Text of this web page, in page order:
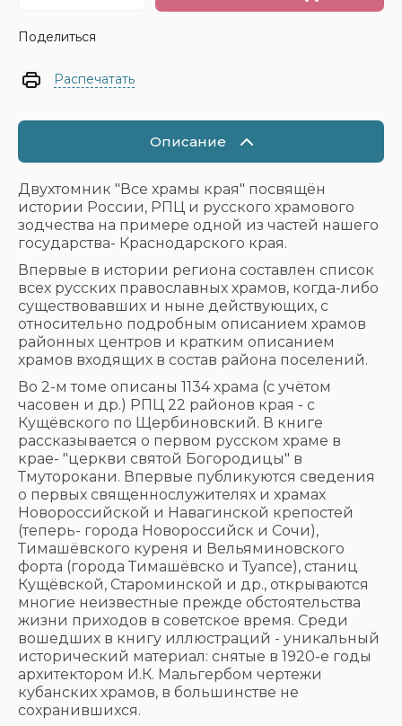
Поделиться
Распечатать
Описание
Двухтомник "Все храмы края" посвящён
истории России, РПЦ и русского храмового
зодчества на примере одной из частей нашего
государства- Краснодарского края.
Впервые в истории региона составлен список
всех русских православных храмов, когда-либо
существовавших и ныне действующих, с
относительно подробным описанием храмов
районных центров и кратким описанием
храмов входящих в состав района поселений.
Во 2-м томе описаны 1134 храма (с учётом
часовен и др.) РПЦ 22 районов края - с
Кущёвского по Щербиновский. В книге
рассказывается о первом русском храме в
крае- "церкви святой Богородицы" в
Тмуторокани. Впервые публикуются сведения
о первых священнослужителях и храмах
Новороссийской и Навагинской крепостей
(теперь- города Новороссийск и Сочи),
Тимашёвского куреня и Вельяминовского
форта (города Тимашёвско и Туапсе), станиц
Кущёвской, Староминской и др., открываются
многие неизвестные прежде обстоятельства
жизни приходов в советское время. Среди
вошедших в книгу иллюстраций - уникальный
исторический материал: снятые в 1920-е годы
архитектором И.К. Мальгербом чертежи
кубанских храмов, в большинстве не
сохранившихся.